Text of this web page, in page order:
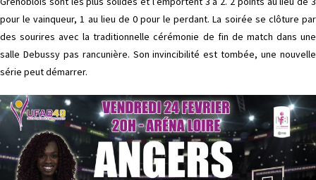
pour le vainqueur, 1 au lieu de 0 pour le perdant. La soirée se clôture par
des sourires avec la traditionnelle cérémonie de fin de match dans une
salle Debussy pas rancunière. Son invincibilité est tombée, une nouvelle
série peut démarrer.